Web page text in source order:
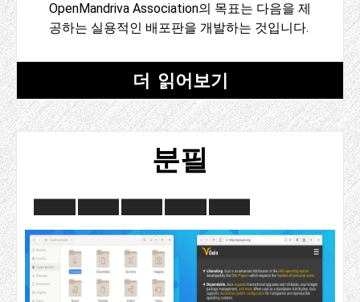
OpenMandriva Association의 목표는 다음을 제
공하는 실용적인 배포판을 개발하는 것입니다.
더 읽어보기
분필